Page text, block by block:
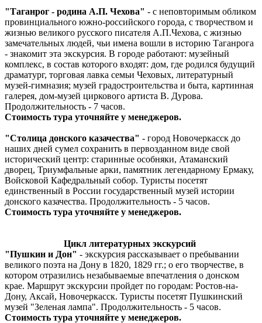
"Таганрог - родина А.П. Чехова" - с неповторимым обликом
провинциального южно-российского города, с творчеством и
жизнью великого русского писателя А.П.Чехова, с жизнью
замечательных людей, чьи имена вошли в историю Таганрога
- знакомит эта экскурсия. В городе работают: музейный
комплекс, в состав которого входят: дом, где родился будущий
драматург, торговая лавка семьи Чеховых, литературный
музей-гимназия; музей градостроительства и быта, картинная
галерея, дом-музей циркового артиста В. Дурова.
Продолжительность - 7 часов.
Стоимость тура уточняйте у менеджеров.
"Столица донского казачества" - город Новочеркасск до
наших дней сумел сохранить в первозданном виде свой
исторический центр: старинные особняки, Атаманский
дворец, Триумфальные арки, памятник легендарному Ермаку,
Войсковой Кафедральный собор. Туристы посетят
единственный в России государственный музей истории
донского казачества. Продолжительность - 5 часов.
Стоимость тура уточняйте у менеджеров.
Цикл литературных экскурсий
"Пушкин и Дон" - экскурсия рассказывает о пребывании
великого поэта на Дону в 1820, 1829 гг.; о его творчестве, в
котором отразились незабываемые впечатления о донском
крае. Маршрут экскурсии пройдет по городам: Ростов-на-
Дону, Аксай, Новочеркасск. Туристы посетят Пушкинский
музей "Зеленая лампа". Продолжительность - 5 часов.
Стоимость тура уточняйте у менеджеров.